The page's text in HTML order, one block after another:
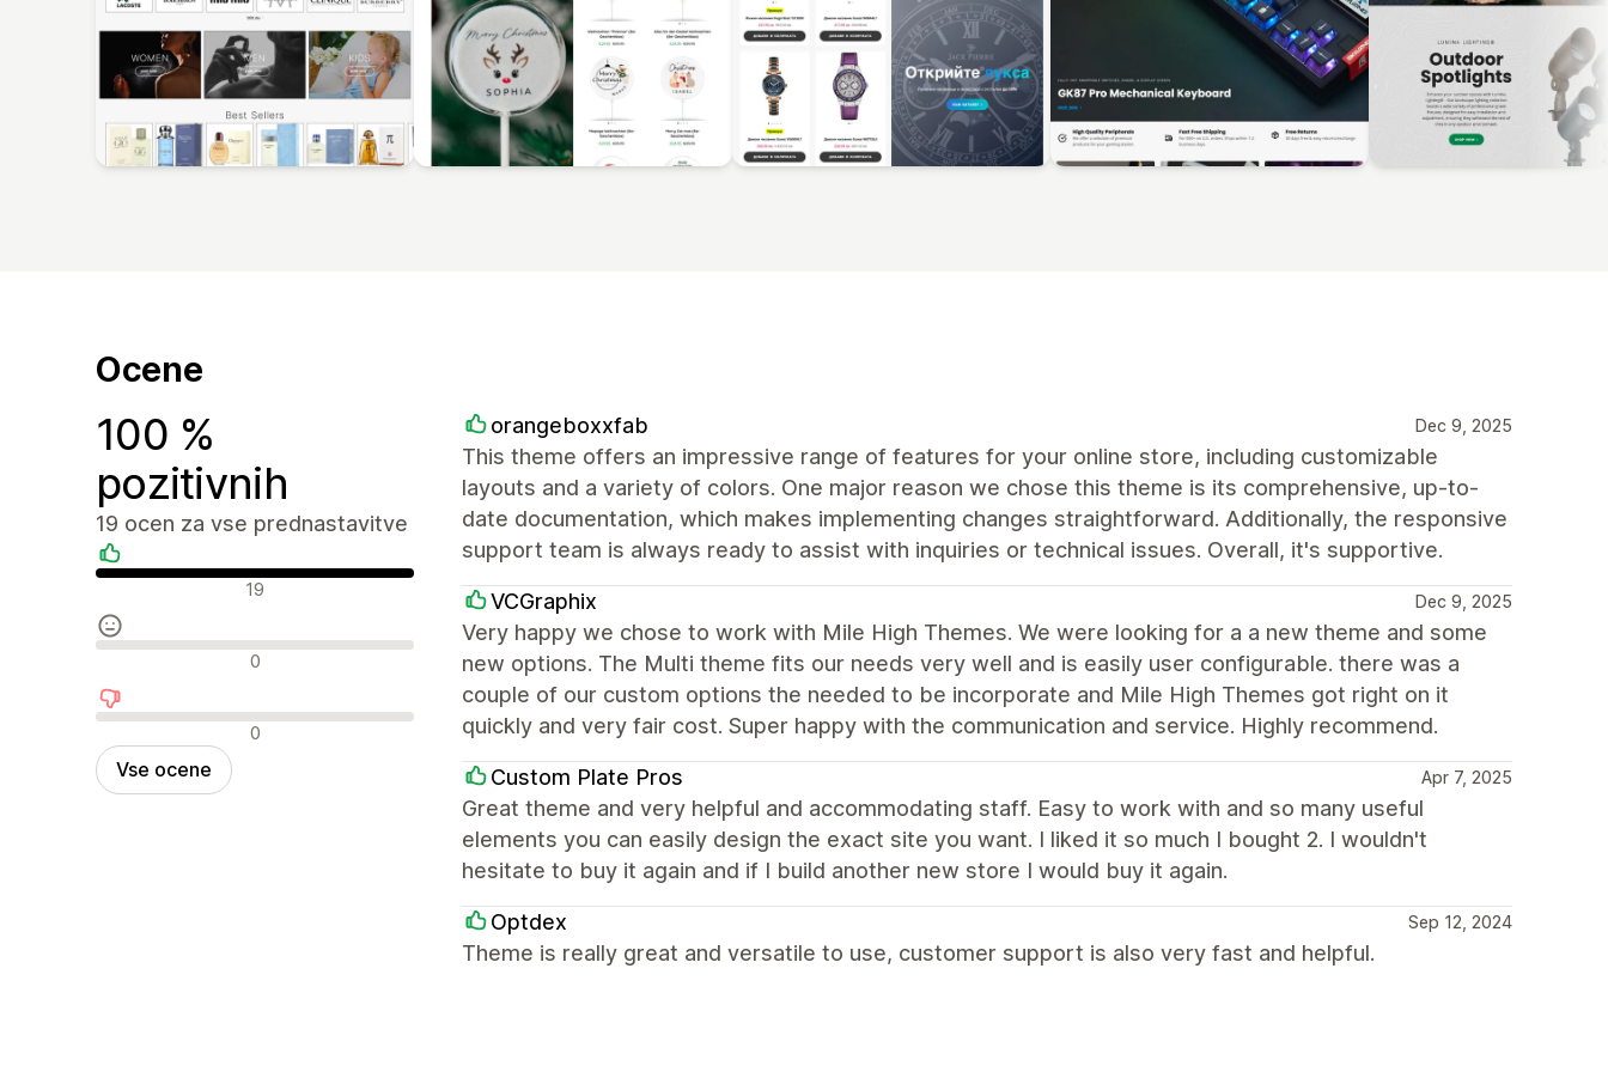
Ocene
100 %
pozitivnih
19 ocen za vse prednastavitve
Pozitivne ocene 19
Nevtralne ocene 0
Negativne ocene 0
Vse ocene
orangeboxxfab Dec 9, 2025
This theme offers an impressive range of features for your online store, including customizable
layouts and a variety of colors. One major reason we chose this theme is its comprehensive, up-to-
date documentation, which makes implementing changes straightforward. Additionally, the responsive
support team is always ready to assist with inquiries or technical issues. Overall, it's supportive.
VCGraphix Dec 9, 2025
Very happy we chose to work with Mile High Themes. We were looking for a a new theme and some
new options. The Multi theme fits our needs very well and is easily user configurable. there was a
couple of our custom options the needed to be incorporate and Mile High Themes got right on it
quickly and very fair cost. Super happy with the communication and service. Highly recommend.
Custom Plate Pros Apr 7, 2025
Great theme and very helpful and accommodating staff. Easy to work with and so many useful
elements you can easily design the exact site you want. I liked it so much I bought 2. I wouldn't
hesitate to buy it again and if I build another new store I would buy it again.
Optdex Sep 12, 2024
Theme is really great and versatile to use, customer support is also very fast and helpful.